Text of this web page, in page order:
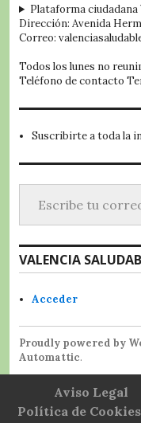
Plataforma ciudadana
Dirección: Avenida
Correo:
Todos los lunes no
Teléfono de contacto
Suscribirte a toda la
Escribe tu correo electrónico…
VALENCIA
Acceder
Proudly powered by
Automattic.
Aviso Legal
Política de Cookies